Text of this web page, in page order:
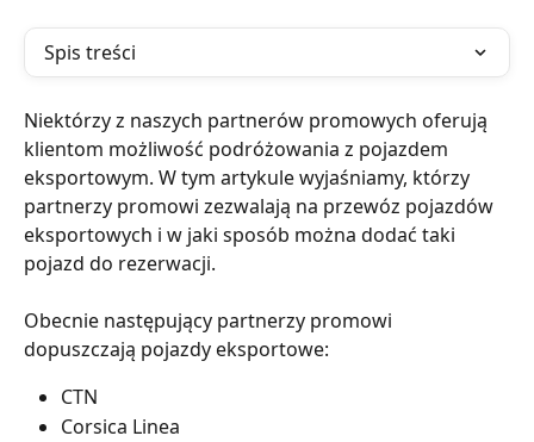
Spis treści
Niektórzy z naszych partnerów promowych oferują
klientom możliwość podróżowania z pojazdem
eksportowym. W tym artykule wyjaśniamy, którzy
partnerzy promowi zezwalają na przewóz pojazdów
eksportowych i w jaki sposób można dodać taki
pojazd do rezerwacji.
Obecnie następujący partnerzy promowi
dopuszczają pojazdy eksportowe:
CTN
Corsica Linea